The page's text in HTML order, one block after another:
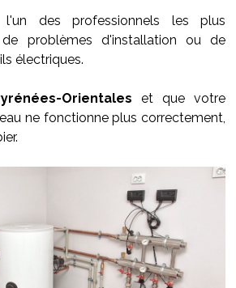
des professionnels les plus
problèmes d'installation ou de
électriques.
Orientales et que votre
ne fonctionne plus correctement,